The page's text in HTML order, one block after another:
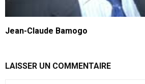
Jean-Claude Bamogo
LAISSER UN COMMENTAIRE